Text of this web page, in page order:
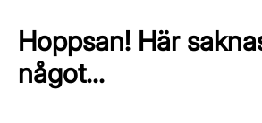
Hoppsan! Här
något...